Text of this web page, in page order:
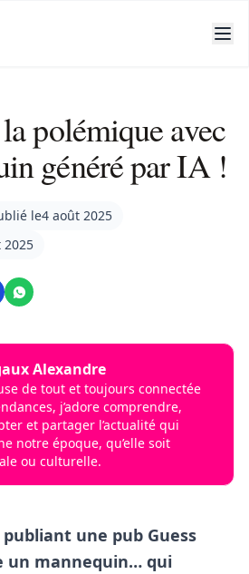
polémique avec
généré par IA !
le4 août 2025
2025
Alexandre
de tout et toujours connectée
j’adore comprendre,
et partager l’actualité qui
notre époque, qu’elle soit
ou culturelle.
une pub Guess
un mannequin… qui